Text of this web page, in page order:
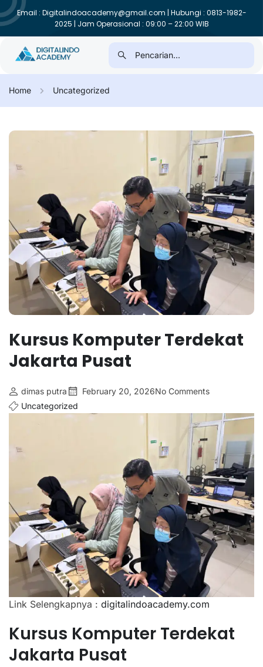
Email : Digitalindoacademy@gmail.com | Hubungi : 0813-1982-
2025 | Jam Operasional : 09:00 – 22:00 WIB
Home Uncategorized
Kursus Komputer Terdekat
Jakarta Pusat
dimas putra February 20, 2026No Comments
Uncategorized
Link Selengkapnya : digitalindoacademy.com
Kursus Komputer Terdekat
Jakarta Pusat